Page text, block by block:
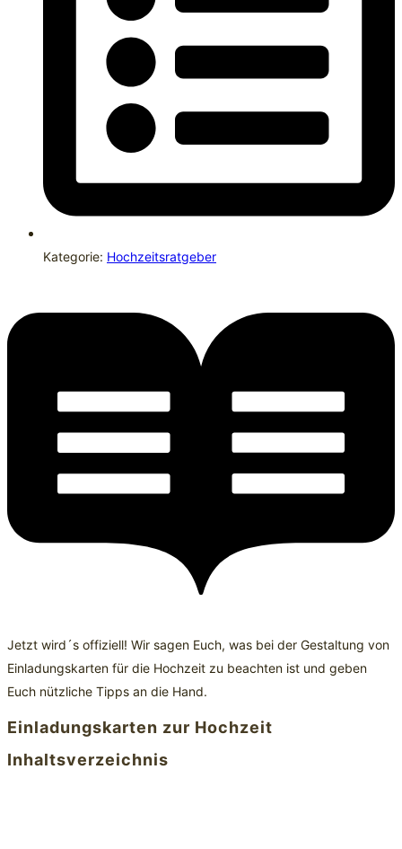
Kategorie: Hochzeitsratgeber
Jetzt wird´s offiziell! Wir sagen Euch, was bei der Gestaltung von
Einladungskarten für die Hochzeit zu beachten ist und geben
Euch nützliche Tipps an die Hand.
Einladungskarten zur Hochzeit
Inhaltsverzeichnis